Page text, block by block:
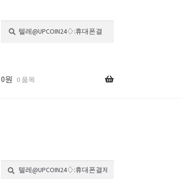
0원 0 품목